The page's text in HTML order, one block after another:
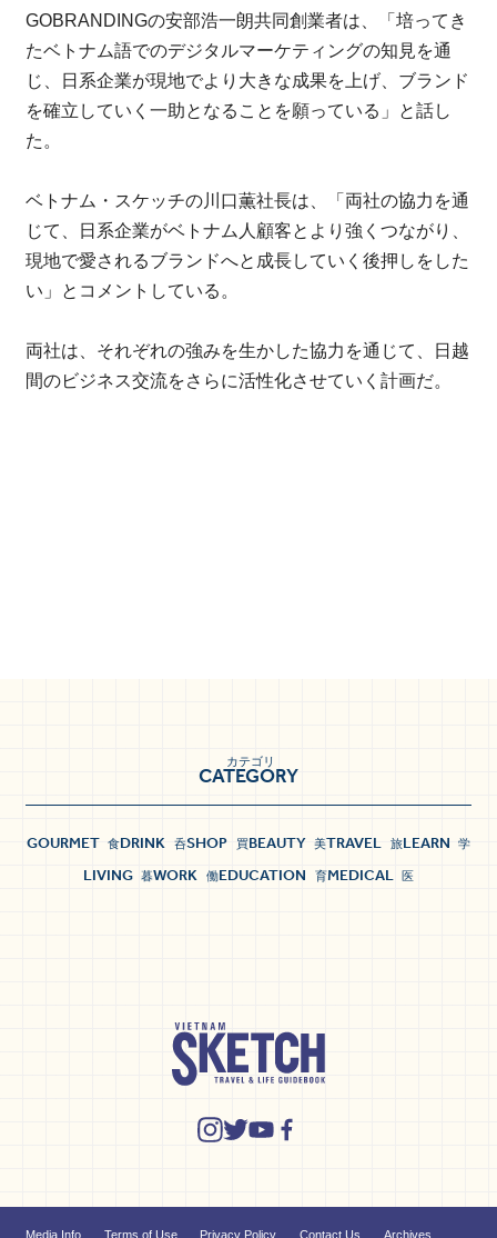
GOBRANDINGの安部浩一朗共同創業者は、「培ってき
たベトナム語でのデジタルマーケティングの知見を通
じ、日系企業が現地でより大きな成果を上げ、ブランド
を確立していく一助となることを願っている」と話し
た。
ベトナム・スケッチの川口薫社長は、「両社の協力を通
じて、日系企業がベトナム人顧客とより強くつながり、
現地で愛されるブランドへと成長していく後押しをした
い」とコメントしている。
両社は、それぞれの強みを生かした協力を通じて、日越
間のビジネス交流をさらに活性化させていく計画だ。
CATEGORY
カテゴリ
GOURMET 食DRINK 呑SHOP 買BEAUTY 美TRAVEL 旅LEARN 学
LIVING 暮WORK 働EDUCATION 育MEDICAL 医
Media Info Terms of Use Privacy Policy Contact Us Archives